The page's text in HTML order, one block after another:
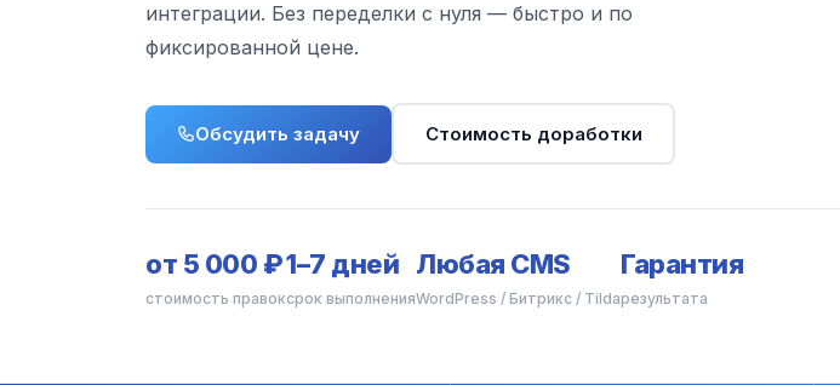
интеграции. Без переделки с нуля — быстро и по
фиксированной цене.
Обсудить задачу Стоимость доработки
от 5 000 ₽
стоимость правок
1–7 дней
срок выполнения
Любая CMS
WordPress / Битрикс / Tilda
Гарантия
результата